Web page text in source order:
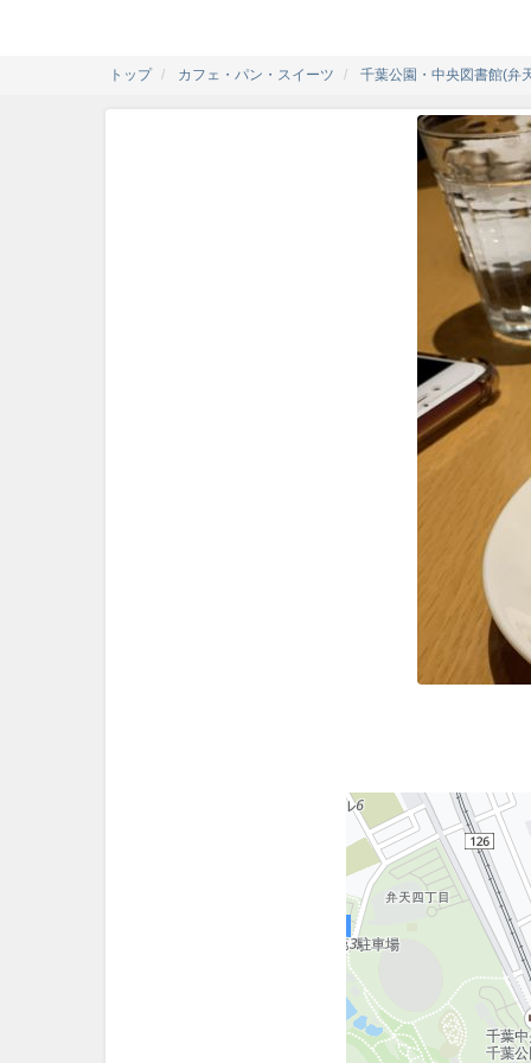
トップ カフェ・パン・スイーツ 千葉公園・中央図書館(弁